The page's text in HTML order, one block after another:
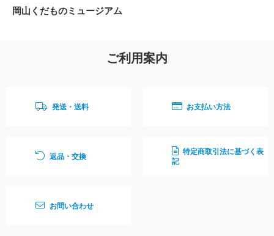
岡山くだものミュージアム
ご利用案内
発送・送料 お支払い方法
返品・交換
特定商取引法に基づく表
記
お問い合わせ